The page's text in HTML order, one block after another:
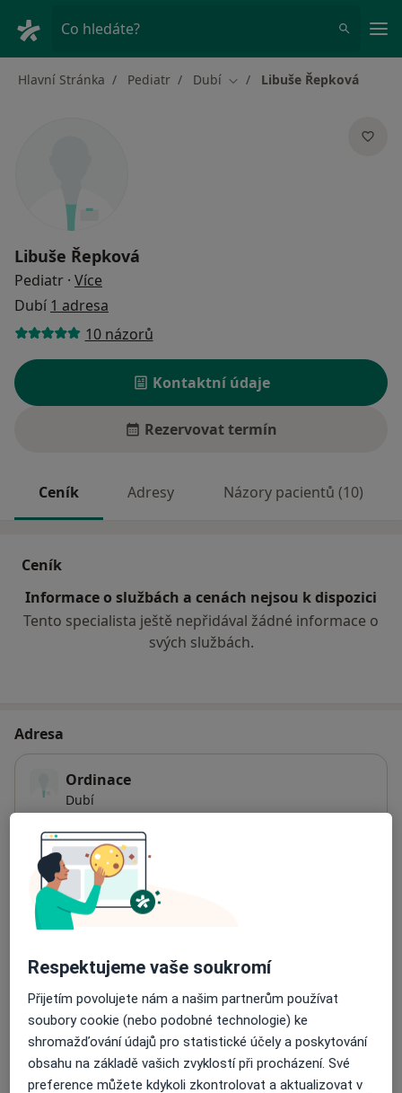
Co hledáte?
Hlavní Stránka Pediatr Dubí Změna města
Libuše Řepková
Libuše Řepková
Pediatr · Více
Dubí 1 adresa
10 názorů
Kontaktní údaje
Rezervovat termín
Ceník Adresy Názory pacientů (10)
Ceník
Informace o službách a cenách nejsou k dispozici
Tento specialista ještě nepřidával žádné informace o
svých službách.
Adresa
Ordinace
Dubí
Dostupnost
Na této adrese online kalendář není aktivní
Co mám v takové situaci udělat?
Způsoby platby (soukromé návštěvy)
Na teto adrese lékař přijímá pacienty na pojišťovnu
Detaily
Více
Respektujeme vaše soukromí
Přijetím povolujete nám a našim partnerům používat
soubory cookie (nebo podobné technologie) ke
shromažďování údajů pro statistické účely a poskytování
obsahu na základě vašich zvyklostí při procházení. Své
preference můžete kdykoli zkontrolovat a aktualizovat v